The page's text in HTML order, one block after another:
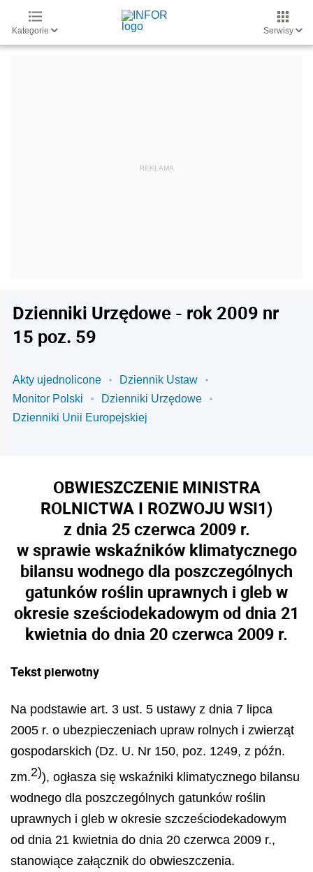
Kategorie Serwisy
Dzienniki Urzędowe - rok 2009 nr
15 poz. 59
Akty ujednolicone
Dziennik Ustaw
Monitor Polski
Dzienniki Urzędowe
Dzienniki Unii Europejskiej
OBWIESZCZENIE MINISTRA
ROLNICTWA I ROZWOJU WSI1)
z dnia 25 czerwca 2009 r.
w sprawie wskaźników klimatycznego
bilansu wodnego dla poszczególnych
gatunków roślin uprawnych i gleb w
okresie sześciodekadowym od dnia 21
kwietnia do dnia 20 czerwca 2009 r.
Tekst pierwotny
Na podstawie art. 3 ust. 5 ustawy z dnia 7 lipca
2005 r. o ubezpieczeniach upraw rolnych i zwierząt
gospodarskich (Dz. U. Nr 150, poz. 1249, z późn.
zm.2)), ogłasza się wskaźniki klimatycznego bilansu
wodnego dla poszczególnych gatunków roślin
uprawnych i gleb w okresie szcześciodekadowym
od dnia 21 kwietnia do dnia 20 czerwca 2009 r.,
stanowiące załącznik do obwieszczenia.